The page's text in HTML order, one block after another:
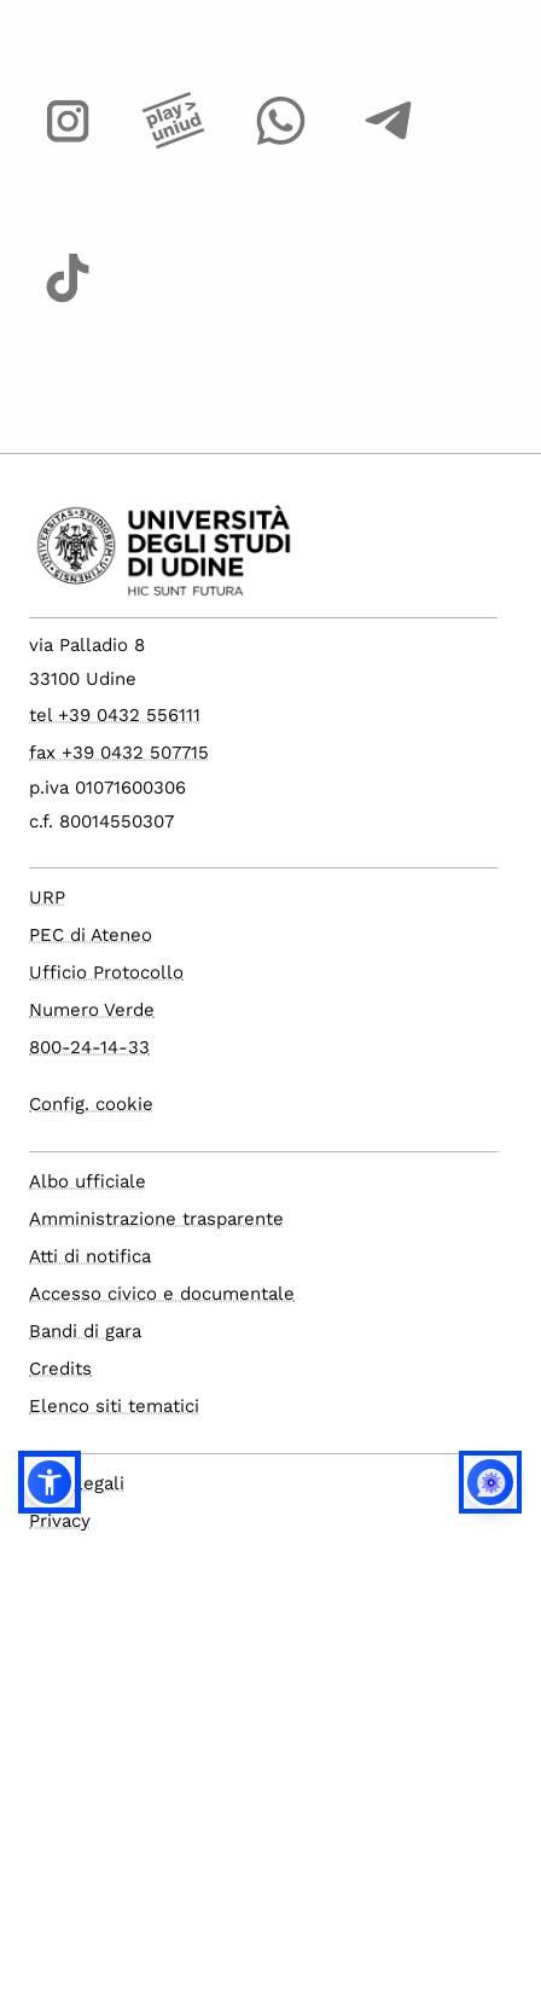
via Palladio 8
33100 Udine
tel +39 0432 556111
fax +39 0432 507715
p.iva 01071600306
c.f. 80014550307
URP
PEC di Ateneo
Ufficio Protocollo
Numero Verde
800-24-14-33
Config. cookie
Albo ufficiale
Amministrazione trasparente
Atti di notifica
Accesso civico e documentale
Bandi di gara
Credits
Elenco siti tematici
Note legali
Privacy